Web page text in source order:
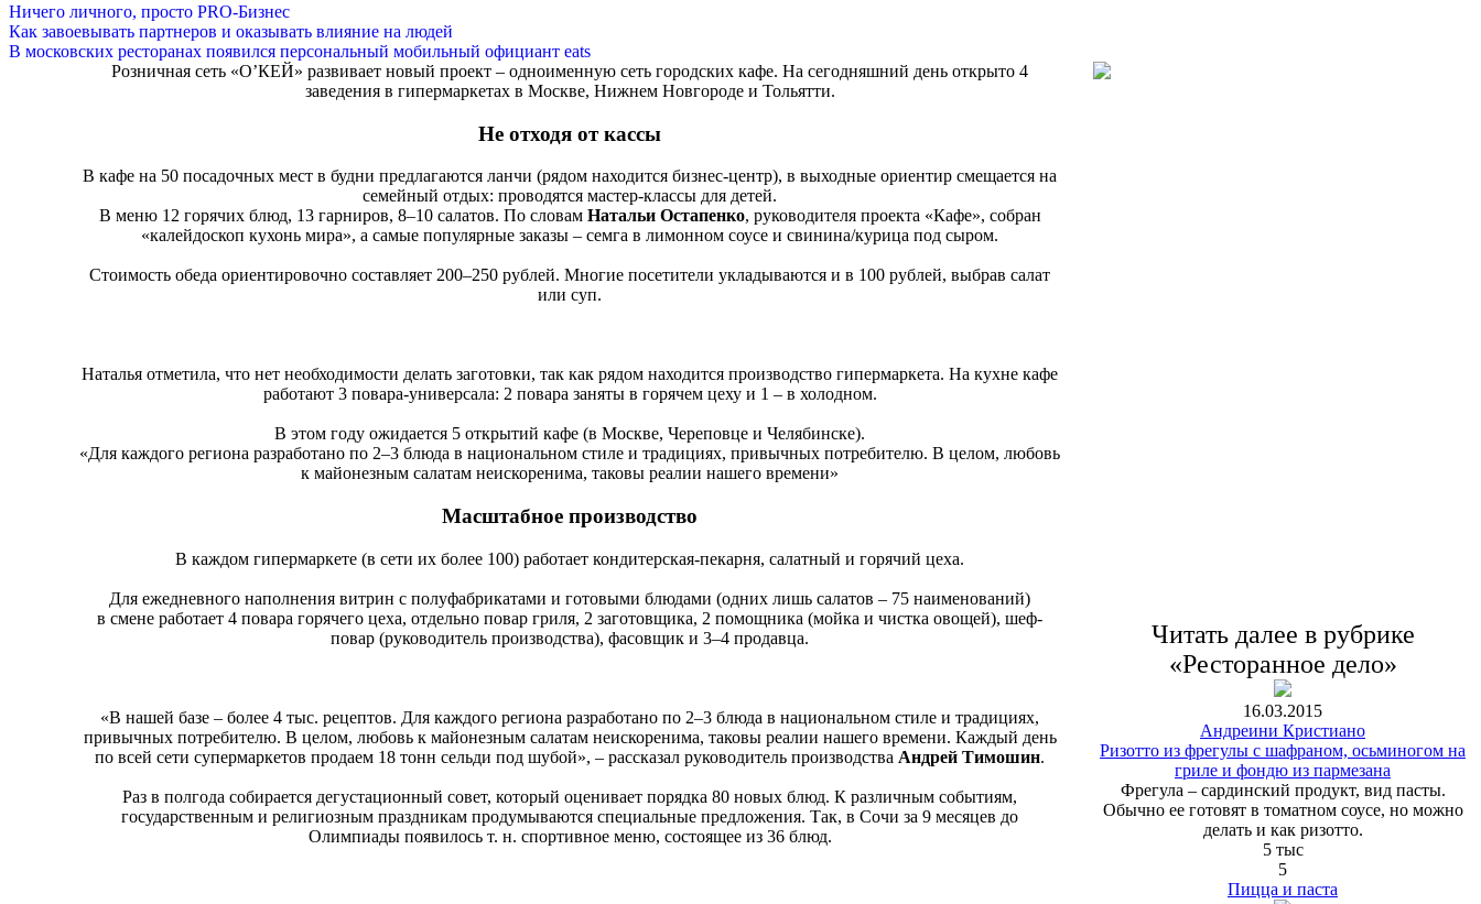
Ничего личного, просто PRO-Бизнес
Как завоевывать партнеров и оказывать влияние на людей
В московских ресторанах появился персональный мобильный официант eats
Розничная сеть «О’КЕЙ» развивает новый проект – одноименную сеть городских кафе. На сегодняшний день открыто 4
заведения в гипермаркетах в Москве, Нижнем Новгороде и Тольятти.
Не отходя от кассы
В кафе на 50 посадочных мест в будни предлагаются ланчи (рядом находится бизнес-центр), в выходные ориентир смещается на
семейный отдых: проводятся мастер-классы для детей.
В меню 12 горячих блюд, 13 гарниров, 8–10 салатов. По словам Натальи Остапенко, руководителя проекта «Кафе», собран
«калейдоскоп кухонь мира», а самые популярные заказы – семга в лимонном соусе и свинина/курица под сыром.
Стоимость обеда ориентировочно составляет 200–250 рублей. Многие посетители укладываются и в 100 рублей, выбрав салат
или суп.
Наталья отметила, что нет необходимости делать заготовки, так как рядом находится производство гипермаркета. На кухне кафе
работают 3 повара-универсала: 2 повара заняты в горячем цеху и 1 – в холодном.
В этом году ожидается 5 открытий кафе (в Москве, Череповце и Челябинске).
«Для каждого региона разработано по 2–3 блюда в национальном стиле и традициях, привычных потребителю. В целом, любовь
к майонезным салатам неискоренима, таковы реалии нашего времени»
Масштабное производство
В каждом гипермаркете (в сети их более 100) работает кондитерская-пекарня, салатный и горячий цеха.
Для ежедневного наполнения витрин с полуфабрикатами и готовыми блюдами (одних лишь салатов – 75 наименований)
в смене работает 4 повара горячего цеха, отдельно повар гриля, 2 заготовщика, 2 помощника (мойка и чистка овощей), шеф-
повар (руководитель производства), фасовщик и 3–4 продавца.
«В нашей базе – более 4 тыс. рецептов. Для каждого региона разработано по 2–3 блюда в национальном стиле и традициях,
привычных потребителю. В целом, любовь к майонезным салатам неискоренима, таковы реалии нашего времени. Каждый день
по всей сети супермаркетов продаем 18 тонн сельди под шубой», – рассказал руководитель производства Андрей Тимошин.
Раз в полгода собирается дегустационный совет, который оценивает порядка 80 новых блюд. К различным событиям,
государственным и религиозным праздникам продумываются специальные предложения. Так, в Сочи за 9 месяцев до
Олимпиады появилось т. н. спортивное меню, состоящее из 36 блюд.
Читать далее в рубрике
«Ресторанное дело»
16.03.2015
Андреини Кристиано
Ризотто из фрегулы с шафраном, осьминогом на
гриле и фондю из пармезана
Фрегула – сардинский продукт, вид пасты.
Обычно ее готовят в томатном соусе, но можно
делать и как ризотто.
5 тыс
5
Пицца и паста